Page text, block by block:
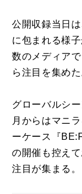
公開収録当日
に包まれる様
数のメディア
ら注目を集めた
グローバルシ
月からはマニ
ーケース『
の開催も控え
注目が集まる。